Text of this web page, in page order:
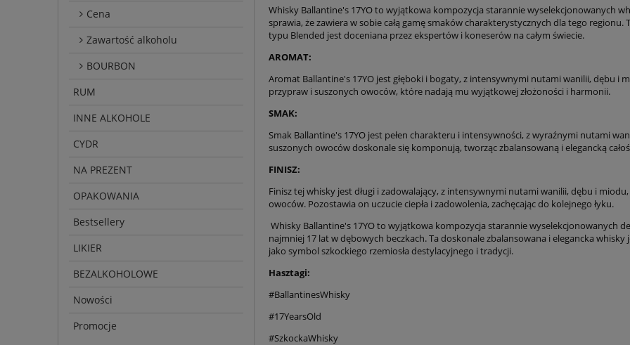
Cena
Zawartość alkoholu
BOURBON
RUM
INNE ALKOHOLE
CYDR
NA PREZENT
OPAKOWANIA
Bestsellery
LIKIER
BEZALKOHOLOWE
Nowości
Promocje
Whisky Ballantine's 17YO to wyjątkowa kompozycja starannie wyselekcjonowanych
sprawia, że zawiera w sobie całą gamę smaków charakterystycznych dla tego
typu Blended jest doceniana przez ekspertów i koneserów na całym świecie.
AROMAT:
Aromat Ballantine's 17YO jest głęboki i bogaty, z intensywnymi nutami wanilii, dębu i
przypraw i suszonych owoców, które nadają mu wyjątkowej złożoności i harmonii.
SMAK:
Smak Ballantine's 17YO jest pełen charakteru i intensywności, z wyraźnymi nutami
suszonych owoców doskonale się komponują, tworząc zbalansowaną i elegancką
FINISZ:
Finisz tej whisky jest długi i zadowalający, z intensywnymi nutami wanilii, dębu i
owoców. Pozostawia on uczucie ciepła i zadowolenia, zachęcając do kolejnego łyku.
Whisky Ballantine's 17YO to wyjątkowa kompozycja starannie wyselekcjonowanych
najmniej 17 lat w dębowych beczkach. Ta doskonale zbalansowana i elegancka
jako symbol szkockiego rzemiosła destylacyjnego i tradycji.
Hasztagi:
#BallantinesWhisky
#17YearsOld
#SzkockaWhisky